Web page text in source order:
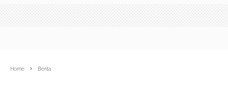
Home Berita